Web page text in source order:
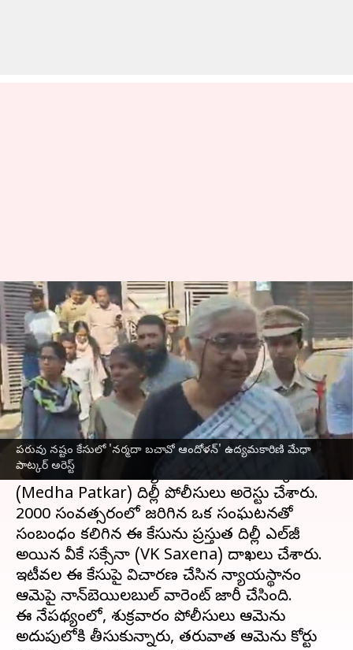
పరువు నష్టం కేసులో 'నర్మదా బచావో ఆందోళన్‌' ఉద్యమకారిణి మేధా
పాట్కర్‌ అరెస్ట్
Medha Patkar: పరువు నష్టం కేసులో
'నర్మదా బచావో ఆందోళన్‌'
ఉద్యమకారిణి మేధా పాట్కర్‌ అరెస్ట్
వ్రాసిన వారు Sirish Praharaju Apr 25, 2025 11:43 am
ఈ వార్తాకథనం ఏంటి
ఓ పరువునష్టం కేసులో సామాజిక కార్యకర్త, 'నర్మదా
బచావో ఆందోళన్' ఉద్యమకారిణి మేధా పాట్కర్‌ను
(Medha Patkar) దిల్లీ పోలీసులు అరెస్టు చేశారు.
2000 సంవత్సరంలో జరిగిన ఒక సంఘటనతో
సంబంధం కలిగిన ఈ కేసును ప్రస్తుత దిల్లీ ఎల్‌జీ
అయిన వీకే సక్సేనా (VK Saxena) దాఖలు చేశారు.
ఇటీవల ఈ కేసుపై విచారణ చేసిన న్యాయస్థానం
ఆమెపై నాన్‌బెయిలబుల్‌ వారెంట్‌ జారీ చేసింది.
ఈ నేపథ్యంలో, శుక్రవారం పోలీసులు ఆమెను
అదుపులోకి తీసుకున్నారు, తరువాత ఆమెను కోర్టు